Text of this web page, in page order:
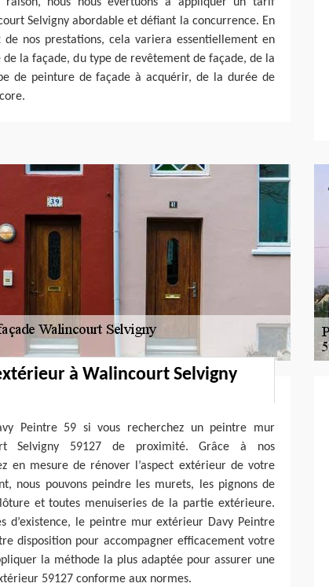
Selvigny abordable et défiant la concurrence. En
nos prestations, cela variera essentiellement en
la façade, du type de revêtement de façade, de la
de peinture de façade à acquérir, de la durée de
à Walincourt Selvigny
Peintre 59 si vous recherchez un peintre mur
Selvigny 59127 de proximité. Grâce à nos
en mesure de rénover l’aspect extérieur de votre
nous pouvons peindre les murets, les pignons de
et toutes menuiseries de la partie extérieure.
d’existence, le peintre mur extérieur Davy Peintre
disposition pour accompagner efficacement votre
la méthode la plus adaptée pour assurer une
59127 conforme aux normes.